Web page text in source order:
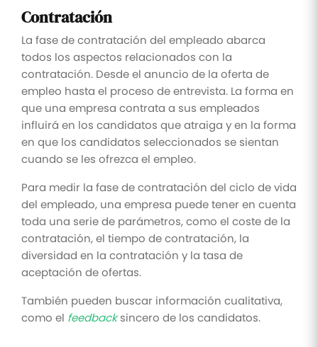
Contratación
La fase de contratación del empleado abarca
todos los aspectos relacionados con la
contratación. Desde el anuncio de la oferta de
empleo hasta el proceso de entrevista. La forma en
que una empresa contrata a sus empleados
influirá en los candidatos que atraiga y en la forma
en que los candidatos seleccionados se sientan
cuando se les ofrezca el empleo.
Para medir la fase de contratación del ciclo de vida
del empleado, una empresa puede tener en cuenta
toda una serie de parámetros, como el coste de la
contratación, el tiempo de contratación, la
diversidad en la contratación y la tasa de
aceptación de ofertas.
También pueden buscar información cualitativa,
como el feedbacksincero de los candidatos.